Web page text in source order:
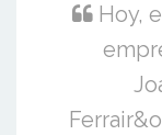
Hoy,